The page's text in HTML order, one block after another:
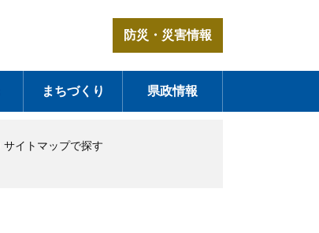
防災・災害情報
まちづくり 県政情報
サイトマップで探す